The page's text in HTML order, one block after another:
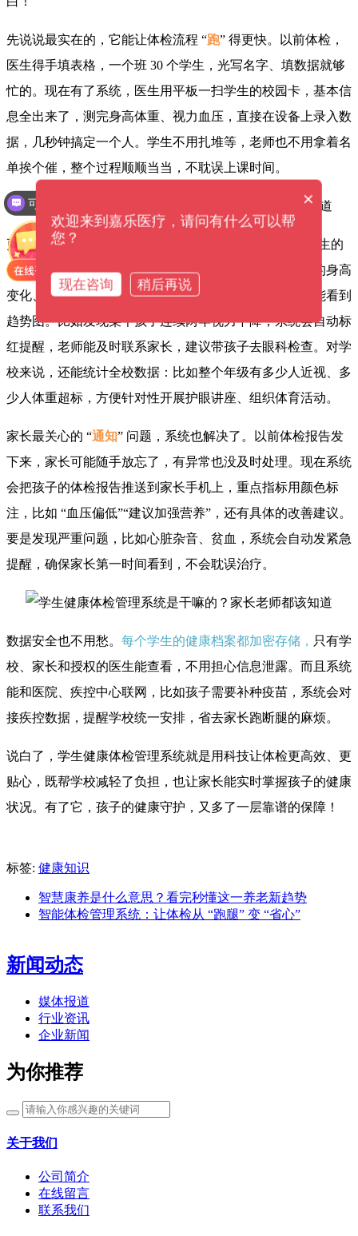
先说说最实在的，它能让体检流程 “跑” 得更快。以前体检，
医生得手填表格，一个班 30 个学生，光写名字、填数据就够
忙的。现在有了系统，医生用平板一扫学生的校园卡，基本信
息全出来了，测完身高体重、视力血压，直接在设备上录入数
据，几秒钟搞定一个人。学生不用扎堆等，老师也不用拿着名
单挨个催，整个过程顺顺当当，不耽误上课时间。
更重要的是，它能把体检数据 “
” 得清清楚楚。每个学生的
体检结果会自动汇总成电子档案，从小学到高中，每年的身高
变化、视力有没有下降、龋齿有没有增多，点开系统就能看到
趋势图。比如发现某个孩子连续两年视力下降，系统会自动标
红提醒，老师能及时联系家长，建议带孩子去眼科检查。对学
校来说，还能统计全校数据：比如整个年级有多少人近视、多
少人体重超标，方便针对性开展护眼讲座、组织体育活动。
家长最关心的 “通知” 问题，系统也解决了。以前体检报告发
下来，家长可能随手放忘了，有异常也没及时处理。现在系统
会把孩子的体检报告推送到家长手机上，重点指标用颜色标
注，比如 “血压偏低”“建议加强营养”，还有具体的改善建议。
要是发现严重问题，比如心脏杂音、贫血，系统会自动发紧急
提醒，确保家长第一时间看到，不会耽误治疗。
数据安全也不用愁。 每个学生的健康档案都加密存储， 只有学
校、家长和授权的医生能查看，不用担心信息泄露。而且系统
能和医院、疾控中心联网，比如孩子需要补种疫苗，系统会对
接疾控数据，提醒学校统一安排，省去家长跑断腿的麻烦。
说白了，学生健康体检管理系统就是用科技让体检更高效、更
贴心，既帮学校减轻了负担，也让家长能实时掌握孩子的健康
状况。有了它，孩子的健康守护，又多了一层靠谱的保障！
标签: 健康知识
智慧康养是什么意思？看完秒懂这一养老新趋势
智能体检管理系统：让体检从 “跑腿” 变 “省心”
新闻动态
媒体报道
行业资讯
企业新闻
为你推荐
关于我们
公司简介
在线留言
联系我们
×
欢迎来到嘉乐医疗，请问有什么可以帮
您？
现在咨询 稍后再说